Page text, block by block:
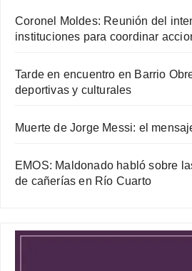
Coronel Moldes: Reunión del
instituciones para coordinar
Tarde en encuentro en Barrio
deportivas y culturales
Muerte de Jorge Messi: el
EMOS: Maldonado habló sobre
de cañerías en Río Cuarto